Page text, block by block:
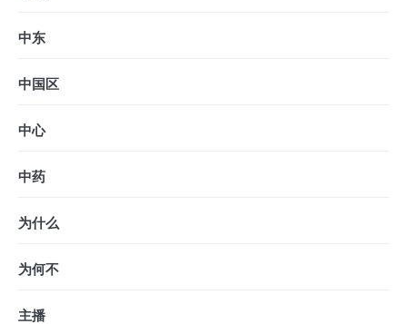
中东
中国区
中心
中药
为什么
为何不
主播